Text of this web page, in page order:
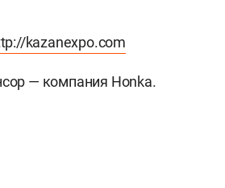
kazanexpo.com
— компания Honka.